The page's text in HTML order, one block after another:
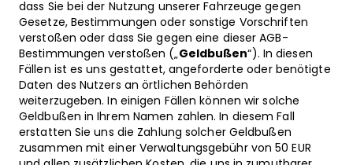
dass Sie bei der Nutzung unserer Fahrzeuge gegen
Gesetze, Bestimmungen oder sonstige Vorschriften
verstoßen oder dass Sie gegen eine dieser AGB-
Bestimmungen verstoßen („Geldbußen“). In diesen
Fällen ist es uns gestattet, angeforderte oder benötigte
Daten des Nutzers an örtlichen Behörden
weiterzugeben. In einigen Fällen können wir solche
Geldbußen in Ihrem Namen zahlen. In diesem Fall
erstatten Sie uns die Zahlung solcher Geldbußen
zusammen mit einer Verwaltungsgebühr von 50 EUR